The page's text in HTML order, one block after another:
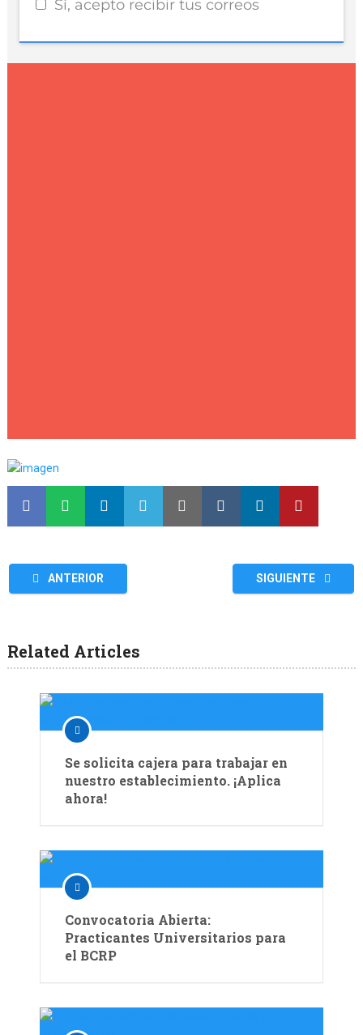
ANTERIOR SIGUIENTE
Related Articles
Se solicita cajera para trabajar en
nuestro establecimiento. ¡Aplica
ahora!
Convocatoria Abierta:
Practicantes Universitarios para
el BCRP